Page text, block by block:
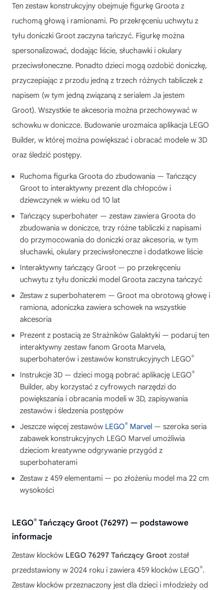
Ten zestaw konstrukcyjny obejmuje figurkę Groota z
ruchomą głową i ramionami. Po przekręceniu uchwytu z
tyłu doniczki Groot zaczyna tańczyć. Figurkę można
spersonalizować, dodając liście, słuchawki i okulary
przeciwsłoneczne. Ponadto dzieci mogą ozdobić doniczkę,
przyczepiając z przodu jedną z trzech różnych tabliczek z
napisem (w tym jedną związaną z serialem Ja jestem
Groot). Wszystkie te akcesoria można przechowywać w
schowku w doniczce. Budowanie urozmaica aplikacja LEGO
Builder, w której można powiększać i obracać modele w 3D
oraz śledzić postępy.
Ruchoma figurka Groota do zbudowania — Tańczący
Groot to interaktywny prezent dla chłopców i
dziewczynek w wieku od 10 lat
Tańczący superbohater — zestaw zawiera Groota do
zbudowania w doniczce, trzy różne tabliczki z napisami
do przymocowania do doniczki oraz akcesoria, w tym
słuchawki, okulary przeciwsłoneczne i dodatkowe liście
Interaktywny tańczący Groot — po przekręceniu
uchwytu z tyłu doniczki model Groota zaczyna tańczyć
Zestaw z superbohaterem — Groot ma obrotową głowę i
ramiona, adoniczka zawiera schowek na wszystkie
akcesoria
Prezent z postacią ze Strażników Galaktyki — podaruj ten
interaktywny zestaw fanom Groota Marvela,
superbohaterów i zestawów konstrukcyjnych LEGO®
Instrukcje 3D — dzieci mogą pobrać aplikację LEGO®
Builder, aby korzystać z cyfrowych narzędzi do
powiększania i obracania modeli w 3D, zapisywania
zestawów i śledzenia postępów
Jeszcze więcej zestawów LEGO® Marvel — szeroka seria
zabawek konstrukcyjnych LEGO Marvel umożliwia
dzieciom kreatywne odgrywanie przygód z
superbohaterami
Zestaw z 459 elementami — po złożeniu model ma 22 cm
wysokości
LEGO® Tańczący Groot (76297) — podstawowe
informacje
Zestaw klocków LEGO 76297 Tańczący Groot został
przedstawiony w 2024 roku i zawiera 459 klocków LEGO®.
Zestaw klocków przeznaczony jest dla dzieci i młodzieży od